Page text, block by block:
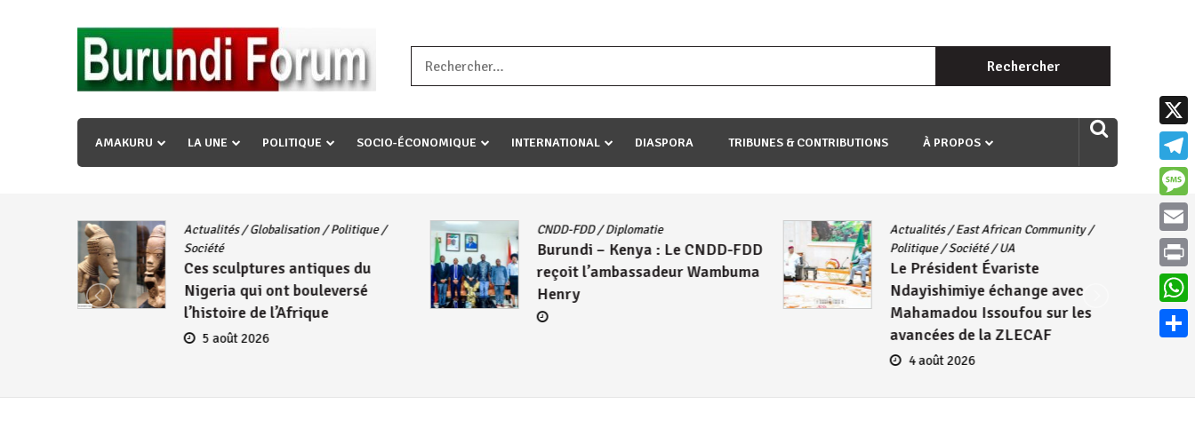
« Ingorane si ugupfa , ingorane ni ugupfa nabi ,gupfa ataco umariye umuryango wawe canke igihugu cakwibarutse .Wewe uri ngaha ndagusigiye iki kibazo : Uriko ukora iki kugira ngo
uzopfire neza umuryango n’igihugu cakwibarutse ? »
Rechercher :
AMAKURU LA UNE POLITIQUE SOCIO-ÉCONOMIQUE INTERNATIONAL DIASPORA TRIBUNES & CONTRIBUTIONS À PROPOS
Actualités/Globalisation/Politique/
Société
Ces sculptures antiques du
Nigeria qui ont bouleversé
l’histoire de l’Afrique
5 août 2026
CNDD-FDD/Diplomatie
Burundi – Kenya : Le CNDD-FDD
reçoit l’ambassadeur Wambuma
Henry
Actualités/East African Community/
Politique/Société/UA
Le Président Évariste
Ndayishimiye échange avec
Mahamadou Issoufou sur les
avancées de la ZLECAF
4 août 2026
X
Email
Print